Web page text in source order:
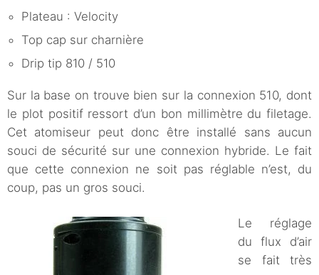
Plateau : Velocity
Top cap sur charnière
Drip tip 810 / 510
Sur la base on trouve bien sur la connexion 510, dont
le plot positif ressort d’un bon millimètre du filetage.
Cet atomiseur peut donc être installé sans aucun
souci de sécurité sur une connexion hybride. Le fait
que cette connexion ne soit pas réglable n’est, du
coup, pas un gros souci.
Le réglage
du flux d’air
se fait très